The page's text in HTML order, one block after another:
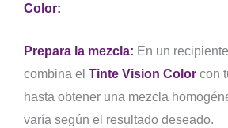
Color:
Prepara la mezcla: En un
combina el Tinte Vision Color con
hasta obtener una mezcla
varía según el resultado deseado.